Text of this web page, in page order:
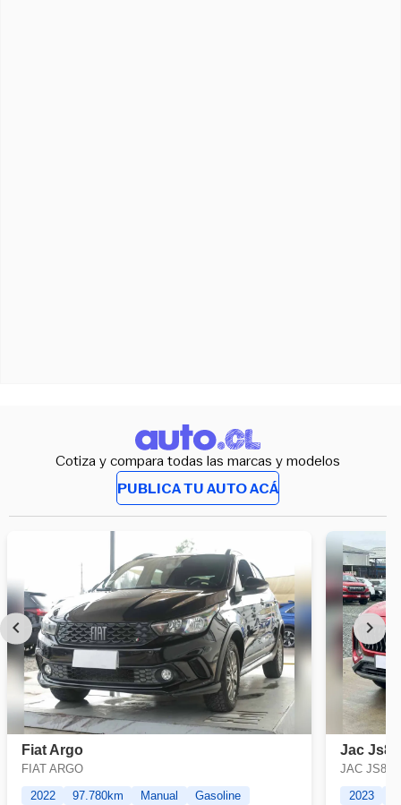
Cotiza y compara todas las marcas y modelos
PUBLICA TU AUTO ACÁ